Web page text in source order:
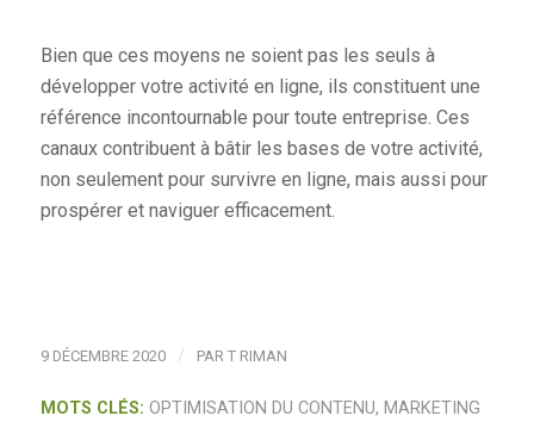
Bien que ces moyens ne soient pas les seuls à
développer votre activité en ligne, ils constituent une
référence incontournable pour toute entreprise. Ces
canaux contribuent à bâtir les bases de votre activité,
non seulement pour survivre en ligne, mais aussi pour
prospérer et naviguer efficacement.
9 DÉCEMBRE 2020 / PAR T RIMAN
MOTS CLÉS: OPTIMISATION DU CONTENU, MARKETING